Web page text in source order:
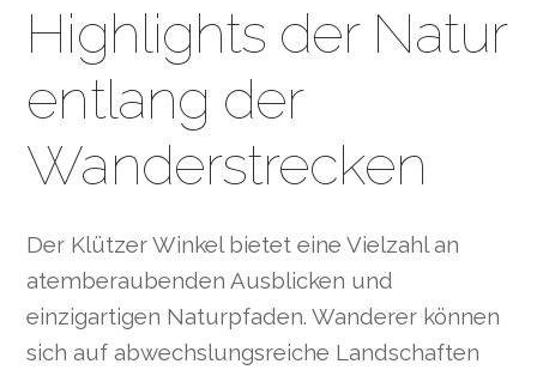
Highlights der Natur
entlang der
Wanderstrecken
Der Klützer Winkel bietet eine Vielzahl an
atemberaubenden Ausblicken und
einzigartigen Naturpfaden. Wanderer können
sich auf abwechslungsreiche Landschaften